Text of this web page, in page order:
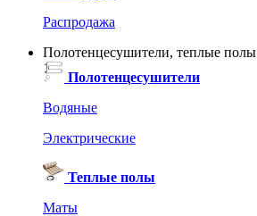
Распродажа
Полотенцесушители, теплые полы
Полотенцесушители
Водяные
Электрические
Теплые полы
Маты